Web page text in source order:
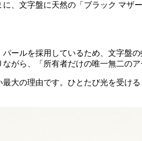
、文字盤に天然の「ブラック マ
ルを採用しているため、文字盤
がら、「所有者だけの唯一無二の
大の理由です。ひとたび光を受け